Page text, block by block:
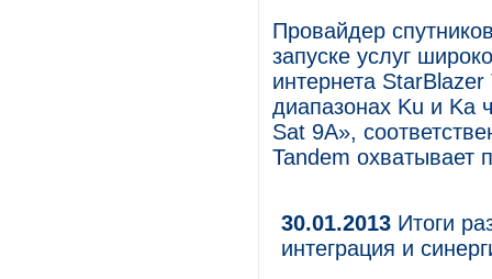
Провайдер
запуске услуг
интернета
диапазонах Ku и Kа
Sat 9A»,
Tandem охватывает
30.01.2013 Итоги
интеграция и